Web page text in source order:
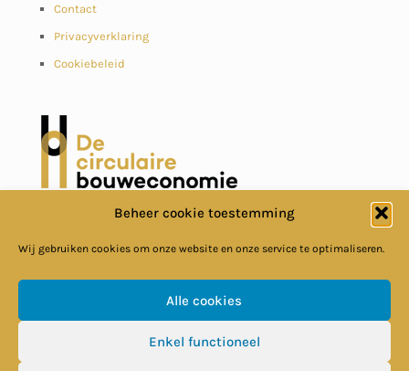
Beheer cookie toestemming
Wij gebruiken cookies om onze website en onze service te optimaliseren.
Alle cookies
Enkel functioneel
Contact
Privacyverklaring
Cookiebeleid
© Circulaire Bouweconomie